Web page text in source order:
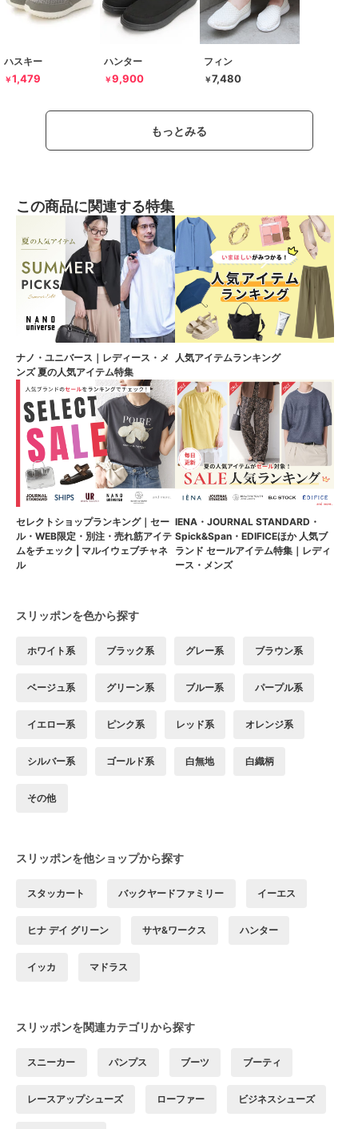
ハスキー
￥1,479
ハンター
￥9,900
フィン
￥7,480
もっとみる
この商品に関連する特集
ナノ・ユニバース｜レディース・メ
ンズ 夏の人気アイテム特集
人気アイテムランキング
セレクトショップランキング｜セー
ル・WEB限定・別注・売れ筋アイテ
ムをチェック | マルイウェブチャネ
ル
IENA・JOURNAL STANDARD・
Spick&Span・EDIFICEほか 人気ブ
ランド セールアイテム特集｜レディ
ース・メンズ
スリッポンを色から探す
ホワイト系 ブラック系 グレー系 ブラウン系
ベージュ系 グリーン系 ブルー系 パープル系
イエロー系 ピンク系 レッド系 オレンジ系
シルバー系 ゴールド系 白無地 白織柄
その他
スリッポンを他ショップから探す
スタッカート バックヤードファミリー イーエス
ヒナ デイ グリーン サヤ&ワークス ハンター
イッカ マドラス
スリッポンを関連カテゴリから探す
スニーカー パンプス ブーツ ブーティ
レースアップシューズ ローファー ビジネスシューズ